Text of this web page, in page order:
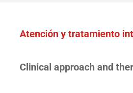
Atención y tratamiento
Clinical approach and